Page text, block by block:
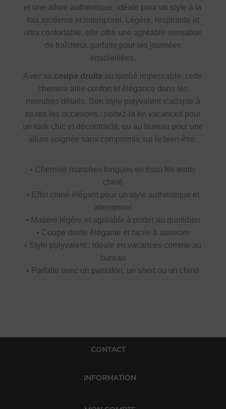
et une allure authentique, idéale pour un style à la
fois moderne et intemporel. Légère, respirante et
ultra confortable, elle offre une agréable sensation
de fraîcheur, parfaite pour les journées
ensoleillées.
Avec sa coupe droite au tombé impeccable, cette
chemise allie confort et élégance dans les
moindres détails. Son style polyvalent s’adapte à
toutes les occasions : portez-la en vacances pour
un look chic et décontracté, ou au bureau pour une
allure soignée sans compromis sur le bien-être.
• Chemise manches longues en tissu fils teints
chiné
• Effet chiné élégant pour un style authentique et
intemporel
• Matière légère et agréable à porter au quotidien
• Coupe droite élégante et facile à associer
• Style polyvalent : idéale en vacances comme au
bureau
• Parfaite avec un pantalon, un short ou un chino
CONTACT
INFORMATION